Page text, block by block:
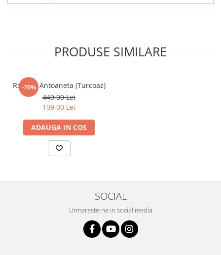
PRODUSE SIMILARE
-76%
Rochita Antoaneta (Turcoaz)
449,00 Lei
109,00 Lei
ADAUGA IN COS
SOCIAL
Urmareste-ne in social media